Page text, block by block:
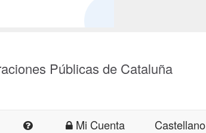
Públicas de Cataluña
Mi Cuenta Castellano